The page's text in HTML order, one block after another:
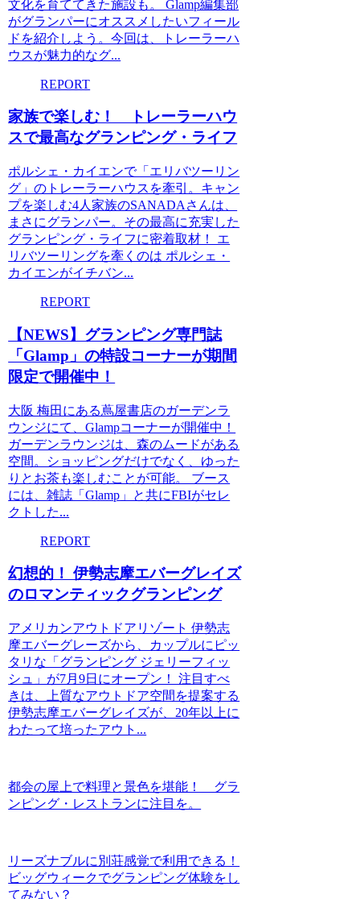
文化を育ててきた施設も。 Glamp編集部
がグランパーにオススメしたいフィール
ドを紹介しよう。今回は、トレーラーハ
ウスが魅力的なグ...
REPORT
家族で楽しむ！ トレーラーハウ
スで最高なグランピング・ライフ
ポルシェ・カイエンで「エリバツーリン
グ」のトレーラーハウスを牽引。キャン
プを楽しむ4人家族のSANADAさんは、
まさにグランパー。その最高に充実した
グランピング・ライフに密着取材！ エ
リバツーリングを牽くのは ポルシェ・
カイエンがイチバン...
REPORT
【NEWS】グランピング専門誌
「Glamp」の特設コーナーが期間
限定で開催中！
大阪 梅田にある蔦屋書店のガーデンラ
ウンジにて、Glampコーナーが開催中！
ガーデンラウンジは、森のムードがある
空間。ショッピングだけでなく、ゆった
りとお茶も楽しむことが可能。 ブース
には、雑誌「Glamp」と共にFBIがセレ
クトした...
REPORT
幻想的！ 伊勢志摩エバーグレイズ
のロマンティックグランピング
アメリカンアウトドアリゾート 伊勢志
摩エバーグレーズから、カップルにピッ
タリな「グランピング ジェリーフィッ
シュ」が7月9日にオープン！ 注目すべ
きは、上質なアウトドア空間を提案する
伊勢志摩エバーグレイズが、20年以上に
わたって培ったアウト...
都会の屋上で料理と景色を堪能！ グラ
ンピング・レストランに注目を。
リーズナブルに別荘感覚で利用できる！
ビッグウィークでグランピング体験をし
てみない？